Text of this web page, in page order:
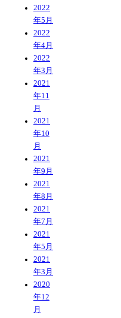
2022
年5月
2022
年4月
2022
年3月
2021
年11
月
2021
年10
月
2021
年9月
2021
年8月
2021
年7月
2021
年5月
2021
年3月
2020
年12
月